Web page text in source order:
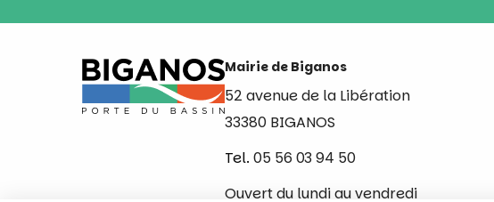
Mairie de Biganos
52 avenue de la Libération
33380 BIGANOS
Tel. 05 56 03 94 50
Ouvert du lundi au vendredi